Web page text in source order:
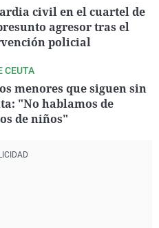
civil en el cuartel de
agresor tras el
policial
CEUTA
menores que siguen sin
"No hablamos de
de niños"